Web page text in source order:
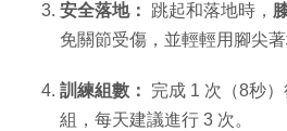
安全落地： 跳起和落地時，
免關節受傷，並輕輕用腳尖著
訓練組數：
完成 1 次（8秒
組，每天建議進行 3 次。